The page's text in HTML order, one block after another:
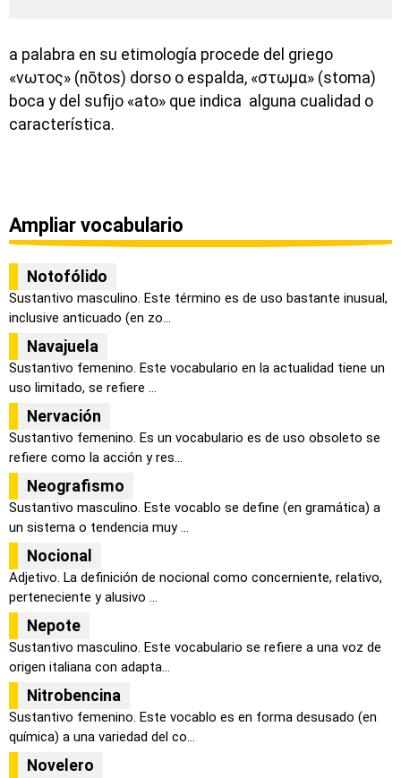
a palabra en su etimología procede del griego
«νωτος» (nōtos) dorso o espalda, «στωμα» (stoma)
boca y del sufijo «ato» que indica alguna cualidad o
característica.
Ampliar vocabulario
Notofólido
Sustantivo masculino. Este término es de uso bastante inusual,
inclusive anticuado (en zo...
Navajuela
Sustantivo femenino. Este vocabulario en la actualidad tiene un
uso limitado, se refiere ...
Nervación
Sustantivo femenino. Es un vocabulario es de uso obsoleto se
refiere como la acción y res...
Neografismo
Sustantivo masculino. Este vocablo se define (en gramática) a
un sistema o tendencia muy ...
Nocional
Adjetivo. La definición de nocional como concerniente, relativo,
perteneciente y alusivo ...
Nepote
Sustantivo masculino. Este vocabulario se refiere a una voz de
origen italiana con adapta...
Nitrobencina
Sustantivo femenino. Este vocablo es en forma desusado (en
química) a una variedad del co...
Novelero